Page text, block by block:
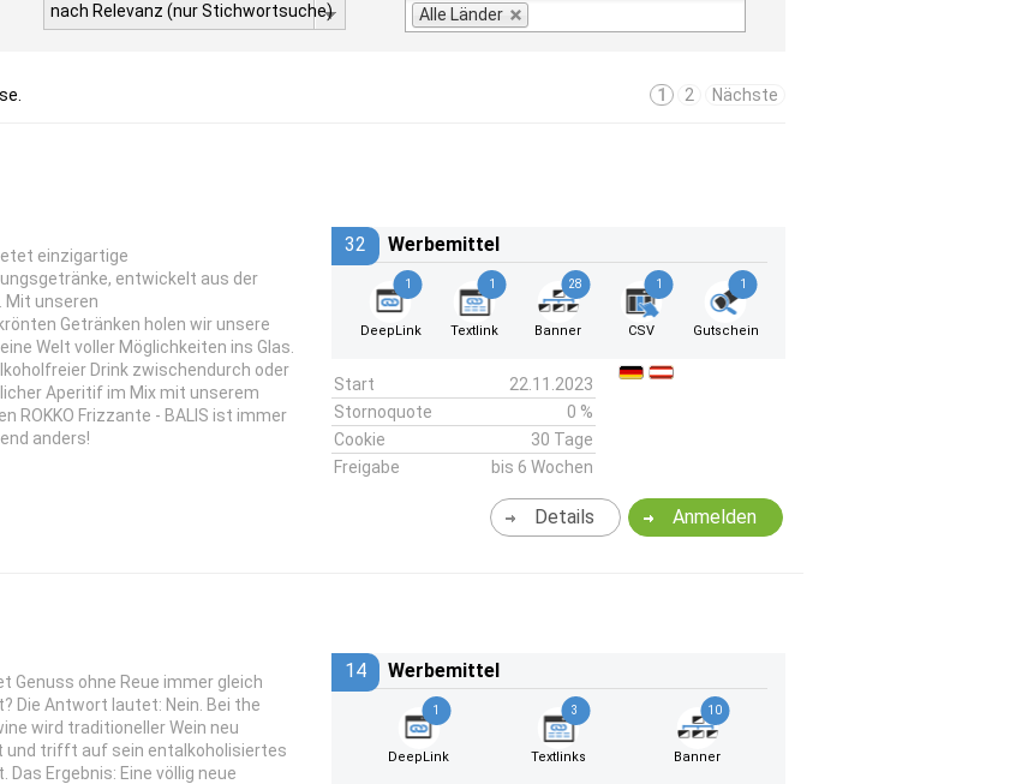
nach Relevanz (nur Stichwortsuche)
Alle Länder
1 2 Nächste
einzigartige
entwickelt aus der
Mit unseren
Getränken holen wir unsere
Welt voller Möglichkeiten ins Glas.
Drink zwischendurch oder
Aperitif im Mix mit unserem
ROKKO Frizzante - BALIS ist immer
anders!
32 Werbemittel
1
DeepLink
1
Textlink
28
Banner
1
CSV
1
Gutschein
Start
22.11.2023
Stornoquote
0 %
Cookie
30 Tage
Freigabe
bis 6 Wochen
Anmelden
Details
Genuss ohne Reue immer gleich
Die Antwort lautet: Nein. Bei the
wird traditioneller Wein neu
und trifft auf sein entalkoholisiertes
Das Ergebnis: Eine völlig neue
14 Werbemittel
1
DeepLink
3
Textlinks
10
Banner